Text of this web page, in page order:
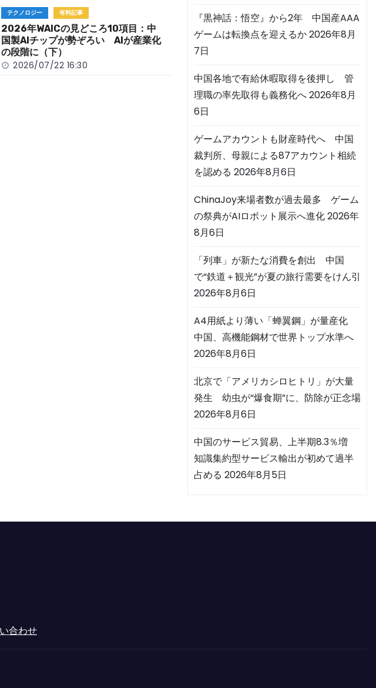
テクノロジー 有料記事
2026年WAICの見どころ10項目：中
国製AIチップが勢ぞろい AIが産業化
の段階に（下）
2026/07/22 16:30
『黒神話：悟空』から2年 中国産AAA
ゲームは転換点を迎えるか2026年8月
7日
中国各地で有給休暇取得を後押し 管
理職の率先取得も義務化へ2026年8月
6日
ゲームアカウントも財産時代へ 中国
裁判所、母親による87アカウント相続
を認める 2026年8月6日
ChinaJoy来場者数が過去最多 ゲーム
の祭典がAIロボット展示へ進化2026年
8月6日
「列車」が新たな消費を創出 中国
で“鉄道＋観光”が夏の旅行需要をけん引
2026年8月6日
A4用紙より薄い「蝉翼鋼」が量産化
中国、高機能鋼材で世界トップ水準へ
2026年8月6日
北京で「アメリカシロヒトリ」が大量
発生 幼虫が“爆食期”に、防除が正念場
2026年8月6日
中国のサービス貿易、上半期8.3％増
知識集約型サービス輸出が初めて過半
占める 2026年8月5日
合わせ